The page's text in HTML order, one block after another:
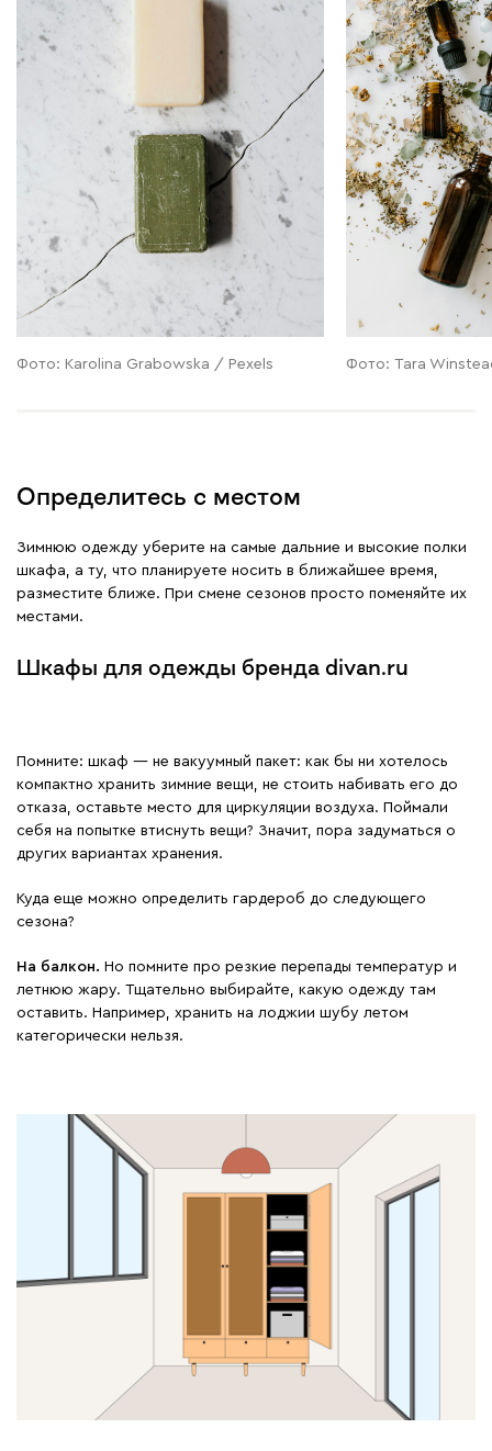
Фото: Karolina Grabowska / Pexels Фото: Tara
Определитесь с местом
Зимнюю одежду уберите на самые дальние и высокие полки
шкафа, а ту, что планируете носить в ближайшее время,
разместите ближе. При смене сезонов просто поменяйте их
местами.
Шкафы для одежды бренда divan.ru
Помните: шкаф — не вакуумный пакет: как бы ни хотелось
компактно хранить зимние вещи, не стоить набивать его до
отказа, оставьте место для циркуляции воздуха. Поймали
себя на попытке втиснуть вещи? Значит, пора задуматься о
других вариантах хранения.
Куда еще можно определить гардероб до следующего
сезона?
На балкон. Но помните про резкие перепады температур и
летнюю жару. Тщательно выбирайте, какую одежду там
оставить. Например, хранить на лоджии шубу летом
категорически нельзя.